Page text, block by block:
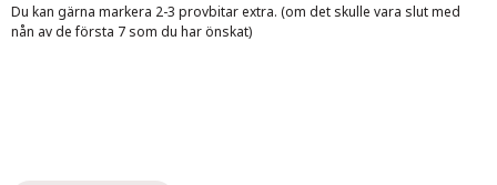
Du kan gärna markera 2-3 provbitar extra. (om det skulle vara slut med
nån av de första 7 som du har önskat)